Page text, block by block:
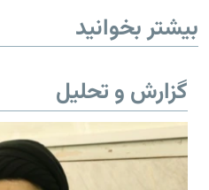
بیشتر بخوانید
گزارش و تحلیل